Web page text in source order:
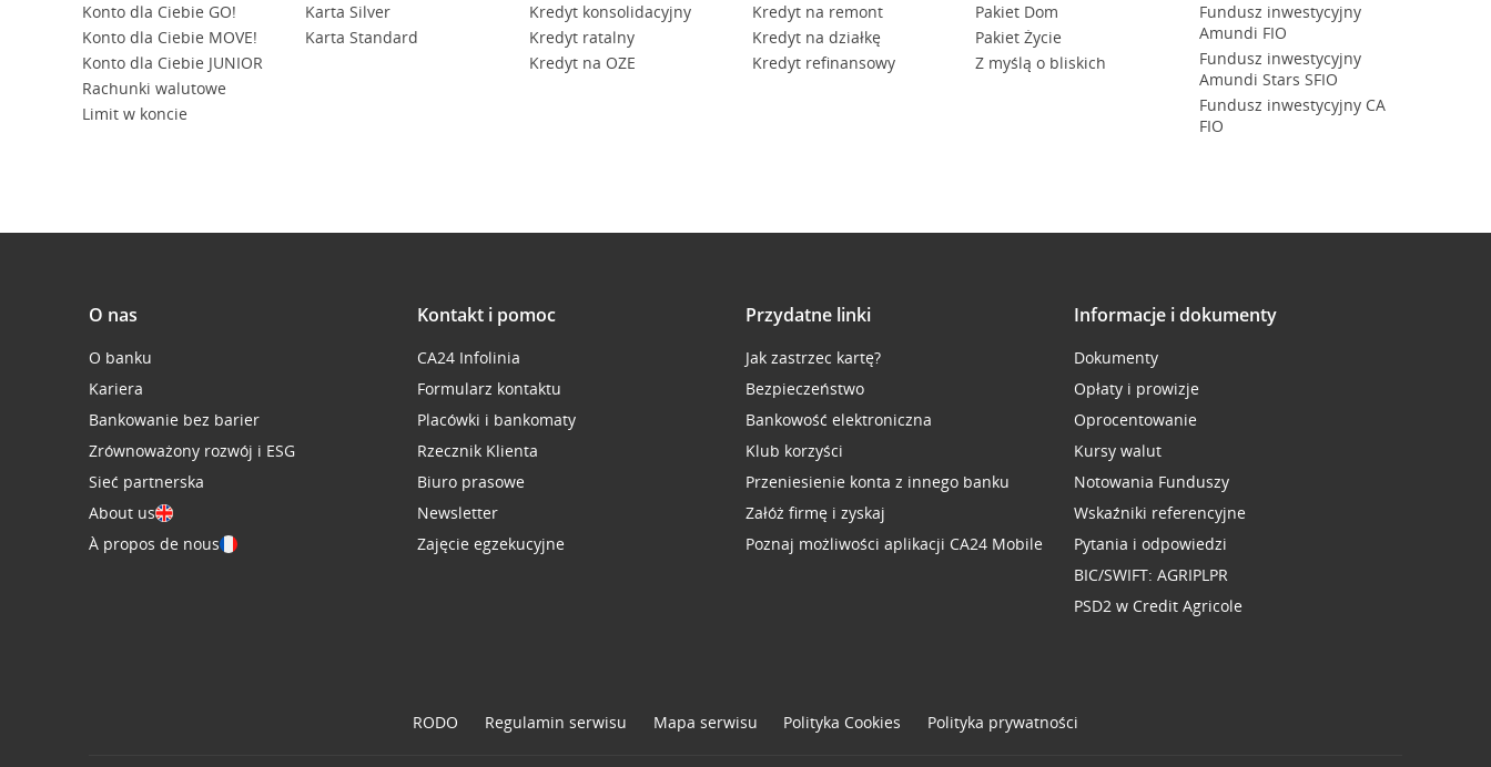
Konto dla Ciebie GO!
Konto dla Ciebie MOVE!
Konto dla Ciebie JUNIOR
Rachunki walutowe
Limit w koncie
Karta Silver
Karta Standard
Kredyt konsolidacyjny
Kredyt ratalny
Kredyt na OZE
Kredyt na remont
Kredyt na działkę
Kredyt refinansowy
Pakiet Dom
Pakiet Życie
Z myślą o bliskich
Fundusz inwestycyjny
Amundi FIO
Fundusz inwestycyjny
Amundi Stars SFIO
Fundusz inwestycyjny CA
FIO
O nas
O banku
Kariera
Bankowanie bez barier
Zrównoważony rozwój i ESG
Sieć partnerska
About us
À propos de nous
Kontakt i pomoc
CA24 Infolinia
Formularz kontaktu
Placówki i bankomaty
Rzecznik Klienta
Biuro prasowe
Newsletter
Zajęcie egzekucyjne
Przydatne linki
Jak zastrzec kartę?
Bezpieczeństwo
Bankowość elektroniczna
Klub korzyści
Przeniesienie konta z innego banku
Załóż firmę i zyskaj
Poznaj możliwości aplikacji CA24 Mobile
Informacje i dokumenty
Dokumenty
Opłaty i prowizje
Oprocentowanie
Kursy walut
Notowania Funduszy
Wskaźniki referencyjne
Pytania i odpowiedzi
BIC/SWIFT: AGRIPLPR
PSD2 w Credit Agricole
RODO Regulamin serwisu Mapa serwisu Polityka Cookies Polityka prywatności